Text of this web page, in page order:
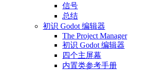
信号
总结
初识 Godot 编辑器
The Project Manager
初识 Godot 编辑器
四个主屏幕
内置类参考手册